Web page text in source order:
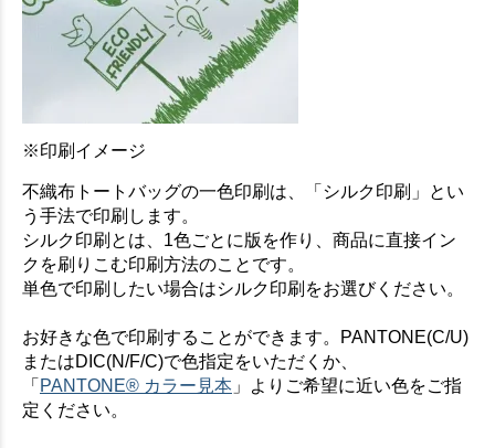
お買い物を続ける
※印刷イメージ
不織布トートバッグの一色印刷は、「シルク印刷」とい
う手法で印刷します。
シルク印刷とは、1色ごとに版を作り、商品に直接イン
クを刷りこむ印刷方法のことです。
単色で印刷したい場合はシルク印刷をお選びください。
お好きな色で印刷することができます。PANTONE(C/U)
またはDIC(N/F/C)で色指定をいただくか、
「 PANTONE® カラー見本 」よりご希望に近い色をご指
定ください。